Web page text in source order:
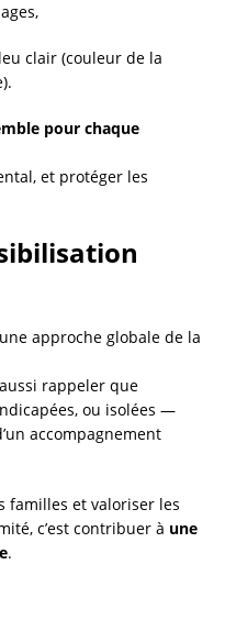
clair (couleur de la
pour chaque
et protéger les
approche globale de la
rappeler que
ou isolées —
accompagnement
familles et valoriser les
c’est contribuer à une
.